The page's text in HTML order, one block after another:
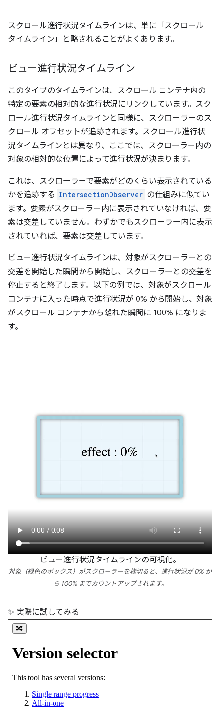
スクロール進行状況タイムラインは、単に「スクロール
タイムライン」と略されることがよくあります。
ビュー進行状況タイムライン
このタイプのタイムラインは、スクロール コンテナ内の
特定の要素の相対的な進行状況にリンクしています。スク
ロール進行状況タイムラインと同様に、スクローラーのス
クロール オフセットが追跡されます。スクロール進行状
況タイムラインとは異なり、ここでは、スクローラー内の
対象の相対的な位置によって進行状況が決まります。
これは、スクローラーで要素がどのくらい表示されている
かを追跡する IntersectionObserver の仕組みに似てい
ます。要素がスクローラー内に表示されていなければ、要
素は交差していません。わずかでもスクローラー内に表示
されていれば、要素は交差しています。
ビュー進行状況タイムラインは、対象がスクローラーとの
交差を開始した瞬間から開始し、スクローラーとの交差を
停止すると終了します。以下の例では、対象がスクロール
コンテナに入った時点で進行状況が 0% から開始し、対象
がスクロール コンテナから離れた瞬間に 100% になりま
す。
ビュー進行状況タイムラインの可視化。
対象（緑色のボックス）がスクローラーを横切ると、進行状況が 0% か
ら 100% までカウントアップされます。
✨ 実際に試してみる